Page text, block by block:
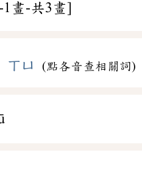
畫-共3畫]
ㄒㄩ (點各音查相關詞)